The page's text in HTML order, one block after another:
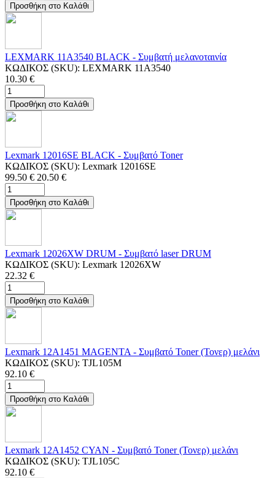
Προσθήκη στο Καλάθι
LEXMARK 11A3540 BLACK - Συμβατή μελανοταινία
ΚΩΔΙΚΟΣ (SKU): LEXMARK 11A3540
10.30 €
Προσθήκη στο Καλάθι
Lexmark 12016SE BLACK - Συμβατό Toner
ΚΩΔΙΚΟΣ (SKU): Lexmark 12016SE
99.50 € 20.50 €
Προσθήκη στο Καλάθι
Lexmark 12026XW DRUM - Συμβατό laser DRUM
ΚΩΔΙΚΟΣ (SKU): Lexmark 12026XW
22.32 €
Προσθήκη στο Καλάθι
Lexmark 12A1451 MAGENTA - Συμβατό Toner (Τονερ) μελάνι
ΚΩΔΙΚΟΣ (SKU): TJL105M
92.10 €
Προσθήκη στο Καλάθι
Lexmark 12A1452 CYAN - Συμβατό Toner (Τονερ) μελάνι
ΚΩΔΙΚΟΣ (SKU): TJL105C
92.10 €